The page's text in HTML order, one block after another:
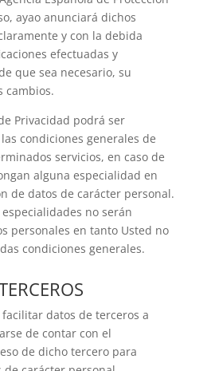
ayao anunciará dichos
y con la debida
efectuadas y
que sea necesario, su
cambios.
Privacidad podrá ser
condiciones generales de
servicios, en caso de
alguna especialidad en
de datos de carácter personal.
no serán
personales en tanto Usted no
condiciones generales.
datos de terceros a
de contar con el
de dicho tercero para